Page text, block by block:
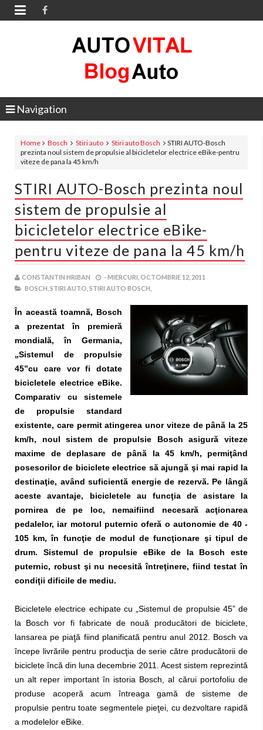

Navigation
Home Bosch Stiri auto Stiri auto Bosch
STIRI AUTO-Bosch
prezinta noul sistem de propulsie al bicicletelor electrice eBike-pentru
viteze de pana la 45 km/h
STIRI AUTO-Bosch prezinta noul
sistem de propulsie al
bicicletelor electrice eBike-
pentru viteze de pana la 45 km/h
CONSTANTIN HRIBAN -MIERCURI, OCTOMBRIE 12, 2011
BOSCH, STIRI AUTO, STIRI AUTO BOSCH,
În această toamnă, Bosch
a prezentat în premieră
mondială, în Germania,
„Sistemul de propulsie
45”cu care vor fi dotate
bicicletele electrice eBike.
Comparativ cu sistemele
de propulsie standard
existente, care permit atingerea unor viteze de până la 25
km/h, noul sistem de propulsie Bosch asigură viteze
maxime de deplasare de până la 45 km/h, permiţând
posesorilor de biciclete electrice să ajungă şi mai rapid la
destinaţie, având suficientă energie de rezervă. Pe lângă
aceste avantaje, bicicletele au funcţia de asistare la
pornirea de pe loc, nemaifiind necesară acţionarea
pedalelor, iar motorul puternic oferă o autonomie de 40 -
105 km, în funcţie de modul de funcţionare şi tipul de
drum. Sistemul de propulsie eBike de la Bosch este
puternic, robust şi nu necesită întreţinere, fiind testat în
condiţii dificile de mediu.
Bicicletele electrice echipate cu „Sistemul de propulsie 45” de
la Bosch vor fi fabricate de nouă producători de biciclete,
lansarea pe piaţă fiind planificată pentru anul 2012. Bosch va
începe livrările pentru producţia de serie către producătorii de
biciclete încă din luna decembrie 2011. Acest sistem reprezintă
un alt reper important în istoria Bosch, al cărui portofoliu de
produse acoperă acum întreaga gamă de sisteme de
propulsie pentru toate segmentele pieţei, cu dezvoltare rapidă
a modelelor eBike.